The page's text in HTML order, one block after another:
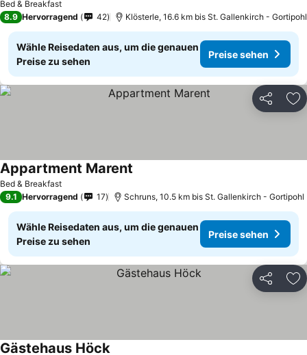
Bed & Breakfast
8.9 Hervorragend 42 Klösterle, 16.6 km bis St. Gallenkirch - Gortipohl
Wähle Reisedaten aus, um die genauen
Preise zu sehen
Preise sehen
Teilen
Bed & Breakfast
Appartment Marent
9.1 Hervorragend 17 Schruns, 10.5 km bis St. Gallenkirch - Gortipohl
Wähle Reisedaten aus, um die genauen
Preise zu sehen
Preise sehen
Teilen
Gästehaus Höck